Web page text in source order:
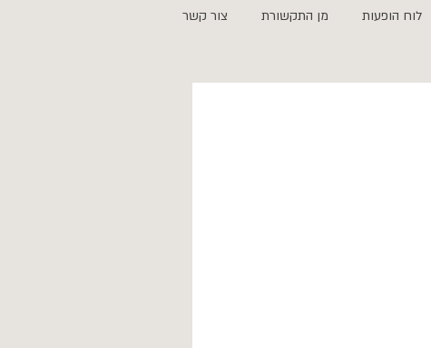
לוח הופעות מן התקשורת צור קשר